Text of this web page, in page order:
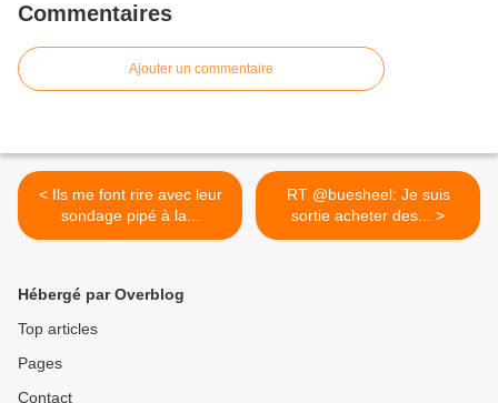
Commentaires
Ajouter un commentaire
< Ils me font rire avec leur
sondage pipé à la...
RT @buesheel: Je suis
sortie acheter des... >
Hébergé par Overblog
Top articles
Pages
Contact